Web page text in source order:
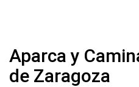
Aparca y
de Zaragoza